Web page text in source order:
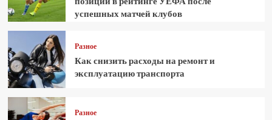
успешных матчей клубов
Разное
Как снизить расходы на ремонт и
эксплуатацию транспорта
Разное